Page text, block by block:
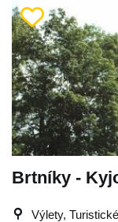
Brtníky -
Výlety,